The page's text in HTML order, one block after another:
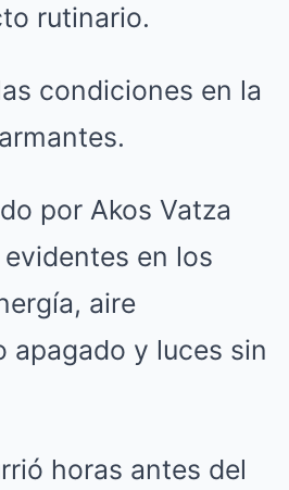
rutinario.
condiciones en la
por Akos Vatza
en los
aire
apagado y luces sin
horas antes del